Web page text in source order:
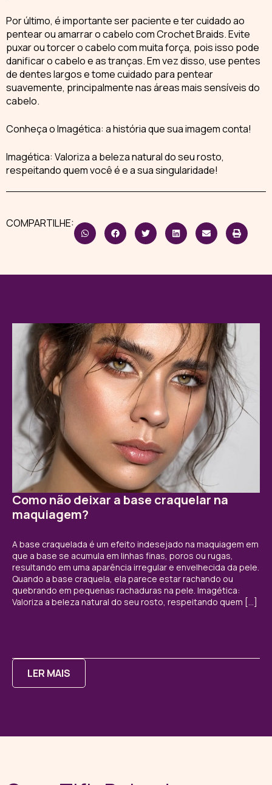
Por último, é importante ser paciente e ter cuidado ao
pentear ou amarrar o cabelo comCrochet Braids. Evite
puxar ou torcer o cabelo com muita força, pois isso pode
danificar o cabelo e as tranças. Em vez disso, use pentes
de dentes largos e tome cuidado para pentear
suavemente, principalmente nas áreas mais sensíveis do
cabelo.
Conheça oImagética: a história que sua imagem conta!
Imagética: Valoriza a beleza natural do seu rosto,
respeitando quem você é e a sua singularidade!
COMPARTILHE:
Como não deixar a base craquelar na
maquiagem?
A base craquelada é um efeito indesejado na maquiagem em
que a base se acumula em linhas finas, poros ou rugas,
resultando em uma aparência irregular e envelhecida da pele.
Quando a base craquela, ela parece estar rachando ou
quebrando em pequenas rachaduras na pele. Imagética:
Valoriza a beleza natural do seu rosto, respeitando quem […]
LER MAIS